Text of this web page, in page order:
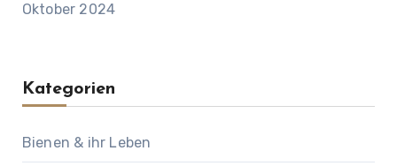
Oktober 2024
Kategorien
Bienen & ihr Leben